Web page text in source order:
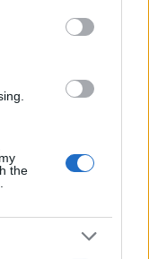
the
la economía global